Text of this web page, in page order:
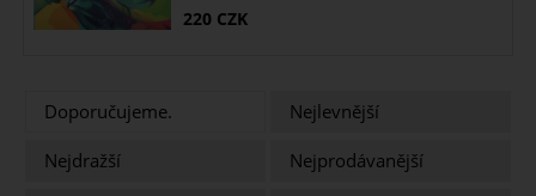
220 CZK
Doporučujeme.
Nejlevnější
Nejdražší
Nejprodávanější